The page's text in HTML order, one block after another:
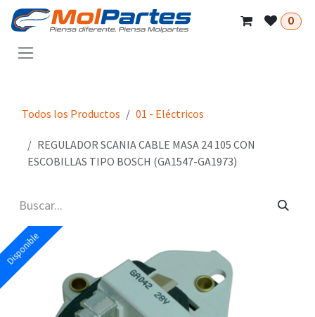
Ir al contenido
0
Todos los Productos 01 - Eléctricos
REGULADOR SCANIA CABLE MASA 24 105 CON
ESCOBILLAS TIPO BOSCH (GA1547-GA1973)
Disponible
Disponible